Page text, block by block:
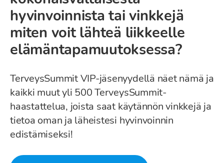
hyvinvoinnista tai vinkkejä
miten voit lähteä liikkeelle
elämäntapamuutoksessa?
TerveysSummit VIP-jäsenyydellä näet nämä ja
kaikki muut yli 500 TerveysSummit-
haastattelua, joista saat käytännön vinkkejä ja
tietoa oman ja läheistesi hyvinvoinnin
edistämiseksi!